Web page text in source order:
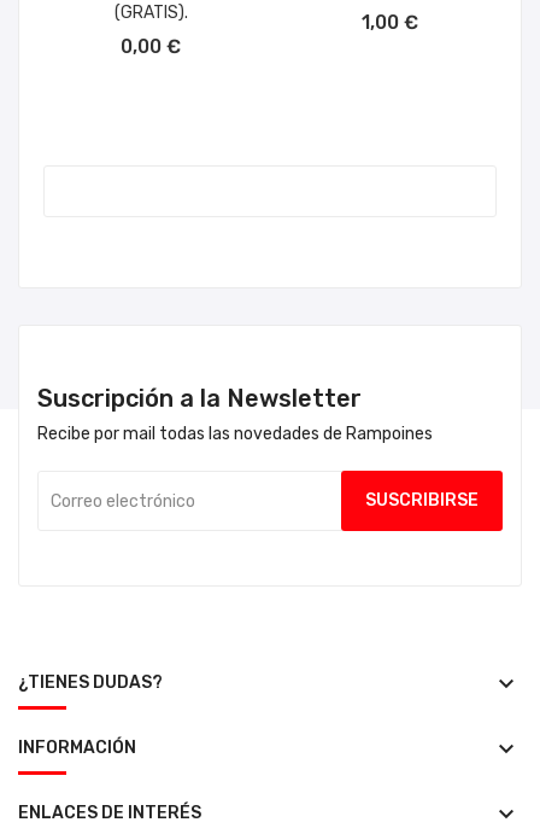
(GRATIS).
0,00 €
1,00 €
Suscripción a la Newsletter
Recibe por mail todas las novedades de Rampoines
¿TIENES DUDAS? keyboard_arrow_down
INFORMACIÓN keyboard_arrow_down
ENLACES DE INTERÉS keyboard_arrow_down